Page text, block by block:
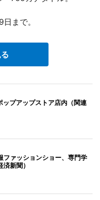
まで。
ップアップストア店内（関連
ファッションショー、専門学
新聞）